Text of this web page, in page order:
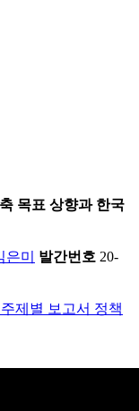
목표 상향과 한국
은미 발간번호 20-
주제별 보고서 정책